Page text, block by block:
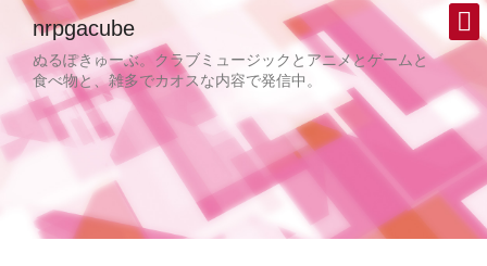
nrpgacube
ぬるぽきゅーぶ。クラブミュージックとアニメとゲームと
食べ物と、雑多でカオスな内容で発信中。